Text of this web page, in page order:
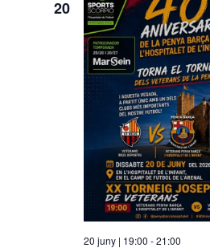
20
20 juny | 19:00 -21:00